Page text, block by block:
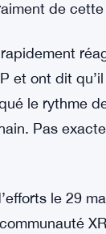
et
autour de
capitalisation
ou peut-être